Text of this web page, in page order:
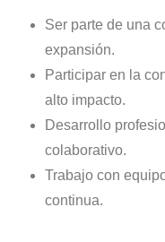
Ser parte de una
expansión.
Participar en la
alto impacto.
Desarrollo
colaborativo.
Trabajo con
continua.